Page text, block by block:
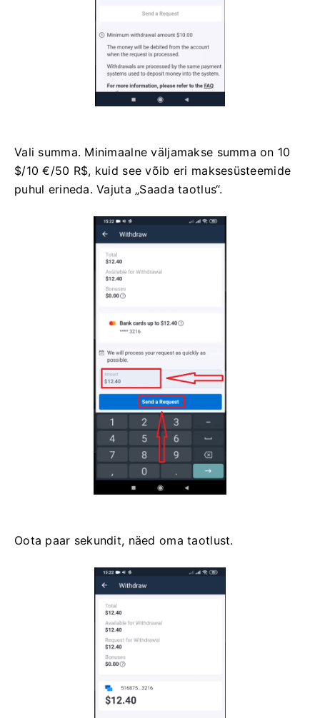
Vali summa. Minimaalne väljamakse summa on 10
$/10 €/50 R$, kuid see võib eri maksesüsteemide
puhul erineda. Vajuta „Saada taotlus“.
Oota paar sekundit, näed oma taotlust.